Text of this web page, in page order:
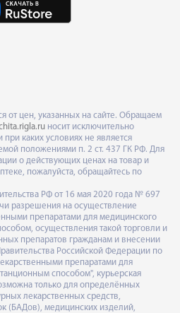
от цен, указанных на сайте. Обращаем
носит исключительно
каких условиях не является
положениями п. 2 ст. 437 ГК РФ. Для
о действующих ценах на товар и
пожалуйста, обращайтесь по
РФ от 16 мая 2020 года № 697
разрешения на осуществление
препаратами для медицинского
осуществления такой торговли и
препаратов гражданам и внесении
Российской Федерации по
препаратами для
способом", курьерская
только для определённых
лекарственных средств,
(БАДов), медицинских изделий,